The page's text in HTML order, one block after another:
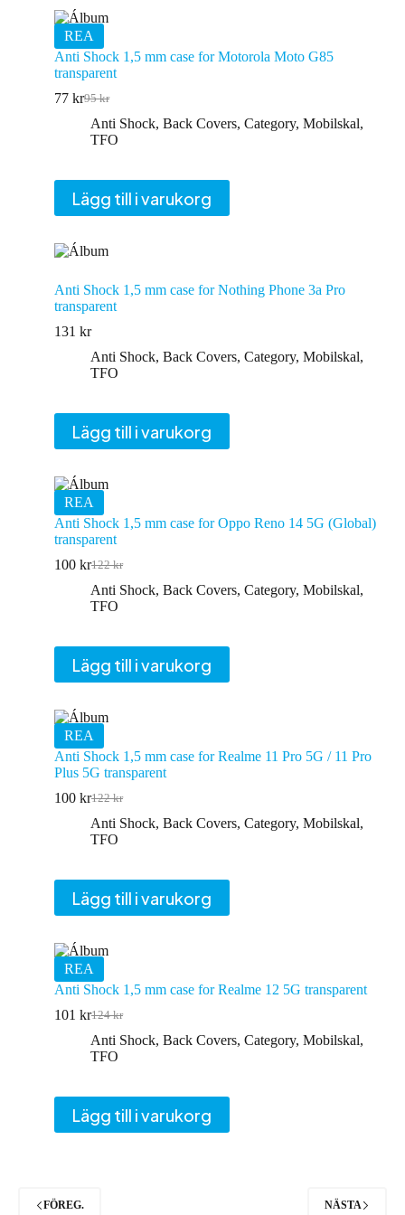
REA
Anti Shock 1,5 mm case for Motorola Moto G85
transparent
95kr
Det
ursprungliga
priset
77 krDet
nuvarande
priset
Anti Shock, Back Covers, Category, Mobilskal,
TFO
Lägg till i varukorg
Anti Shock 1,5 mm case for Nothing Phone 3a Pro
transparent
131 kr
Anti Shock, Back Covers, Category, Mobilskal,
TFO
Lägg till i varukorg
REA
Anti Shock 1,5 mm case for Oppo Reno 14 5G (Global)
transparent
122kr
Det
ursprungliga
priset
100 krDet
nuvarande
priset
Anti Shock, Back Covers, Category, Mobilskal,
TFO
Lägg till i varukorg
REA
Anti Shock 1,5 mm case for Realme 11 Pro 5G / 11 Pro
Plus 5G transparent
122kr
Det
ursprungliga
priset
100 krDet
nuvarande
priset
Anti Shock, Back Covers, Category, Mobilskal,
TFO
Lägg till i varukorg
REA
Anti Shock 1,5 mm case for Realme 12 5G transparent
124kr
Det
ursprungliga
priset
101 krDet
nuvarande
priset
Anti Shock, Back Covers, Category, Mobilskal,
TFO
Lägg till i varukorg
FÖREG. NÄSTA